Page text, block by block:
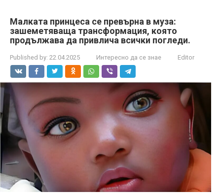
Малката принцеса се превърна в муза:
зашеметяваща трансформация, която
продължава да привлича всички погледи.
Published by: 22.04.2025 Интересно да се знае Editor